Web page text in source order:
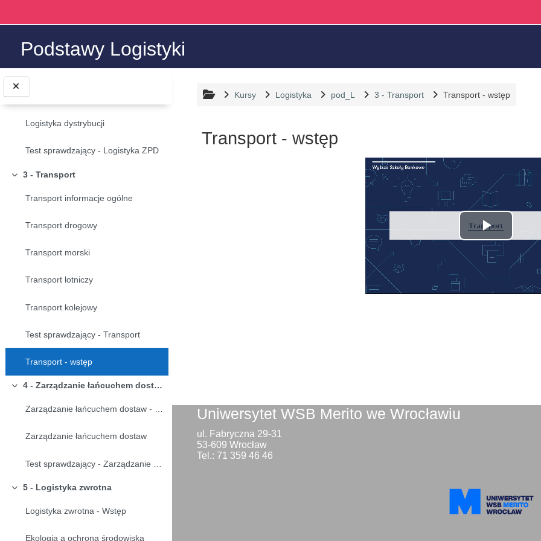
Logistyka ZPD
Logistyka zaopatrzenia
Logistyka produkcji
Logistyka dystrybucji
Test sprawdzający - Logistyka ZPD
Minimalizuj
3 - Transport
Transport informacje ogólne
Transport drogowy
Transport morski
Transport lotniczy
Transport kolejowy
Test sprawdzający - Transport
Transport - wstęp
Minimalizuj 4 - Zarządzanie łańcuchem dostaw
Zarządzanie łańcuchem dostaw - wstęp
Zarządzanie łańcuchem dostaw
Minimalizuj
5 - Logistyka zwrotna
Logistyka zwrotna - Wstęp
Ekologia a ochrona środowiska
Podstawy Logistyki
Kursy Logistyka pod_L 3 - Transport Transport - wstęp
Transport - wstęp
wideo
Uniwersytet WSB Merito we Wrocławiu
ul. Fabryczna 29-31
53-609 Wrocław
Tel.: 71 359 46 46